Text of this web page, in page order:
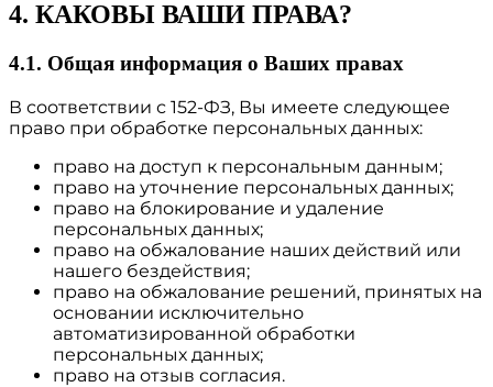
4. КАКОВЫ ВАШИ ПРАВА?
4.1. Общая информация о Ваших правах
В соответствии с 152-ФЗ, Вы имеете следующее
право при обработке персональных данных:
право на доступ к персональным данным;
право на уточнение персональных данных;
право на блокирование и удаление
персональных данных;
право на обжалование наших действий или
нашего бездействия;
право на обжалование решений, принятых на
основании исключительно
автоматизированной обработки
персональных данных;
право на отзыв согласия.